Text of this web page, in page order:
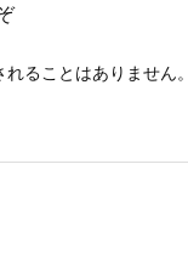
ることはありません。